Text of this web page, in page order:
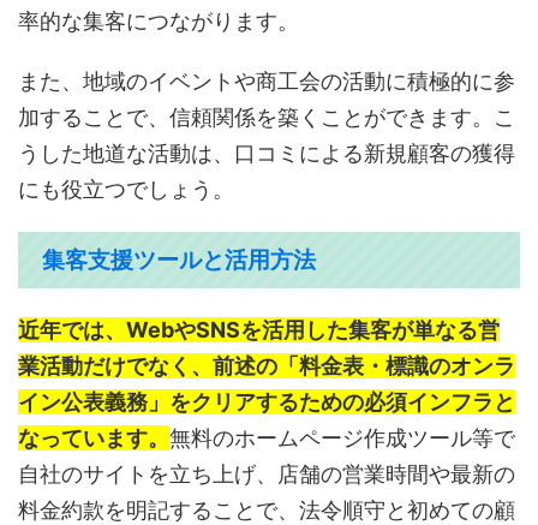
率的な集客につながります。
また、地域のイベントや商工会の活動に積極的に参
加することで、信頼関係を築くことができます。こ
うした地道な活動は、口コミによる新規顧客の獲得
にも役立つでしょう。
集客支援ツールと活用方法
近年では、WebやSNSを活用した集客が単なる営
業活動だけでなく、前述の「料金表・標識のオンラ
イン公表義務」をクリアするための必須インフラと
なっています。 無料のホームページ作成ツール等で
自社のサイトを立ち上げ、店舗の営業時間や最新の
料金約款を明記することで、法令順守と初めての顧